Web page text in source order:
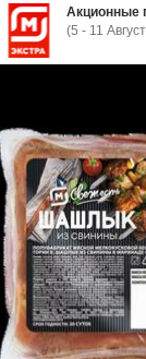
Акционные
(5 - 11